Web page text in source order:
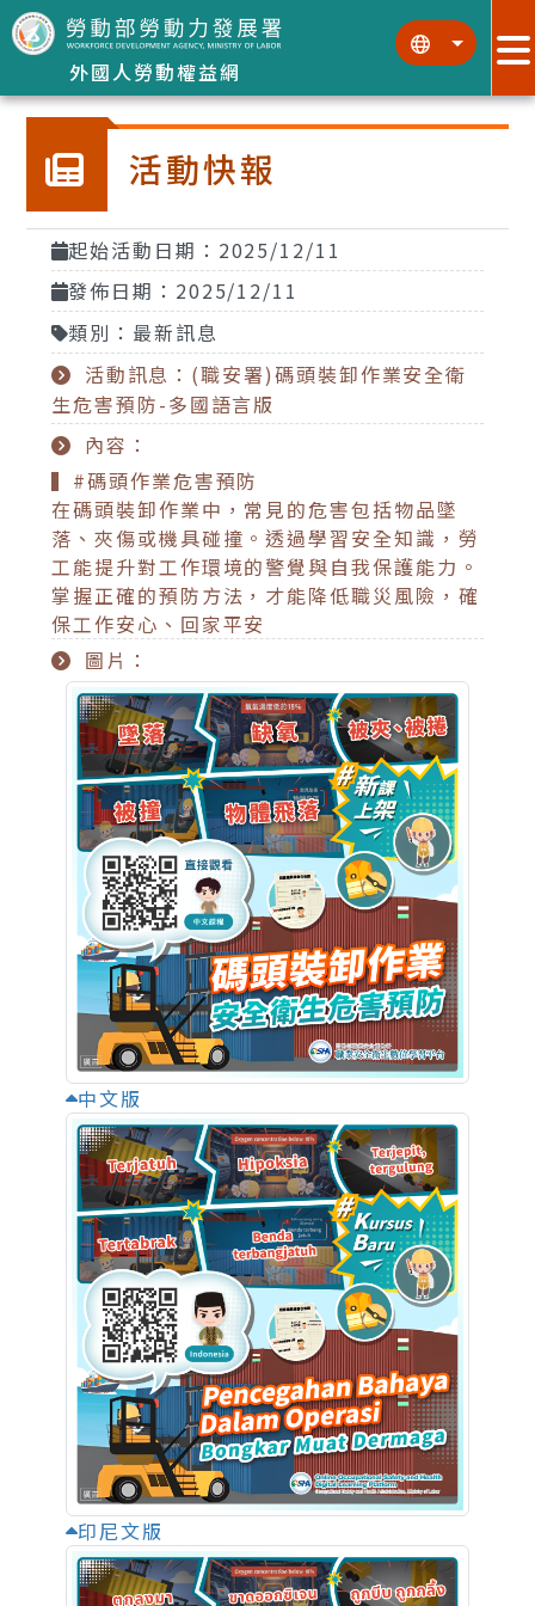
跳到主要內容區塊
外國人勞動權益網
::: :::
活動快報
起始活動日期：2025/12/11
發佈日期：2025/12/11
類別：最新訊息
活動訊息：(職安署)碼頭裝卸作業安全衛
生危害預防-多國語言版
內容：
▍#碼頭作業危害預防
在碼頭裝卸作業中，常見的危害包括物品墜
落、夾傷或機具碰撞。透過學習安全知識，勞
工能提升對工作環境的警覺與自我保護能力。
掌握正確的預防方法，才能降低職災風險，確
保工作安心、回家平安
圖片：
中文版
印尼文版